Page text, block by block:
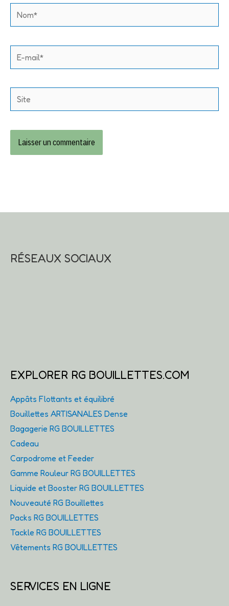
Nom*
E-
mail*
Site
RÉSEAUX SOCIAUX
EXPLORER RG BOUILLETTES.COM
Appâts Flottants et équilibré
Bouillettes ARTISANALES Dense
Bagagerie RG BOUILLETTES
Cadeau
Carpodrome et Feeder
Gamme Rouleur RG BOUILLETTES
Liquide et Booster RG BOUILLETTES
Nouveauté RG Bouillettes
Packs RG BOUILLETTES
Tackle RG BOUILLETTES
Vêtements RG BOUILLETTES
SERVICES EN LIGNE